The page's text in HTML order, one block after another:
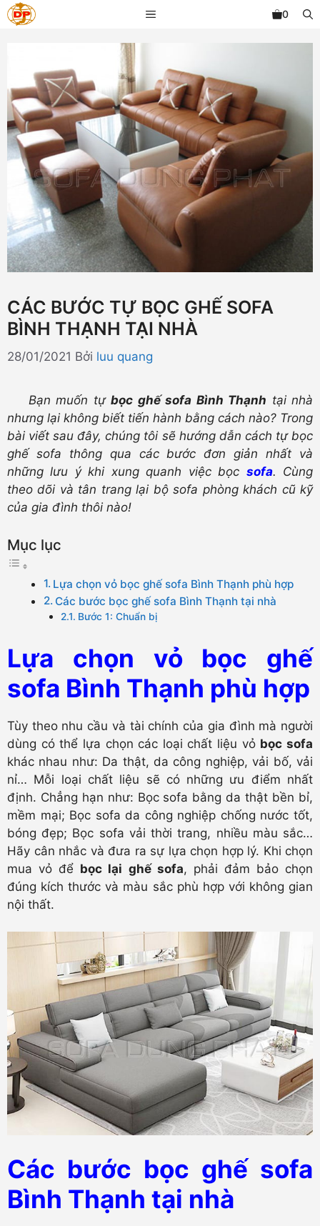
Chuyển
đến
MENU 0
CÁC BƯỚC TỰ BỌC GHẾ SOFA
BÌNH THẠNH TẠI NHÀ
28/01/2021 Bởi luu quang
Bạn muốn tựbọc ghế sofa Bình Thạnh tại nhà
nhưng lại không biết tiến hành bằng cách nào? Trong
bài viết sau đây, chúng tôi sẽ hướng dẫn cách tự bọc
ghế sofa thông qua các bước đơn giản nhất và
những lưu ý khi xung quanh việc bọc sofa. Cùng
theo dõi và tân trang lại bộ sofa phòng khách cũ kỹ
của gia đình thôi nào!
Mục lục
Lựa chọn vỏ bọc ghế sofa Bình Thạnh phù hợp
Các bước bọc ghế sofa Bình Thạnh tại nhà
Bước 1: Chuẩn bị
Lựa chọn vỏ bọc ghế
sofa Bình Thạnh phù hợp
Tùy theo nhu cầu và tài chính của gia đình mà người
dùng có thể lựa chọn các loại chất liệu vỏ bọc sofa
khác nhau như: Da thật, da công nghiệp, vải bố, vải
nỉ… Mỗi loại chất liệu sẽ có những ưu điểm nhất
định. Chẳng hạn như: Bọc sofa bằng da thật bền bỉ,
mềm mại; Bọc sofa da công nghiệp chống nước tốt,
bóng đẹp; Bọc sofa vải thời trang, nhiều màu sắc…
Hãy cân nhắc và đưa ra sự lựa chọn hợp lý. Khi chọn
mua vỏ để bọc lại ghế sofa, phải đảm bảo chọn
đúng kích thước và màu sắc phù hợp với không gian
nội thất.
Các bước bọc ghế sofa
Bình Thạnh tại nhà